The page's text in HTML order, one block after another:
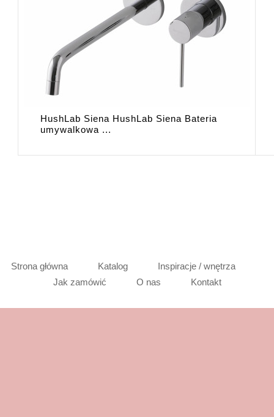
HushLab Siena HushLab Siena Bateria
umywalkowa ...
Strona główna Katalog
Inspiracje / wnętrza
Jak zamówić
O nas Kontakt